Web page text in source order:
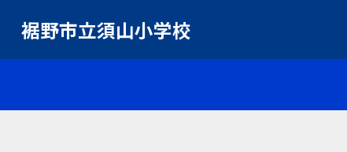
裾野市立須山小学校